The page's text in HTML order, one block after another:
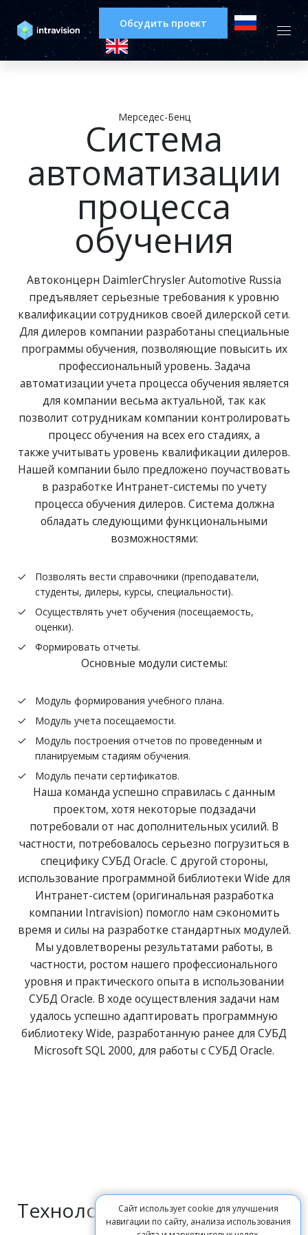
Сайт использует cookie для улучшения
навигации по сайту, анализа использования
Обсудить проект
Мерседес-Бенц
Система
автоматизации
процесса
обучения
Автоконцерн DaimlerChrysler Automotive Russia
предъявляет серьезные требования к уровню
квалификации сотрудников своей дилерской сети.
Для дилеров компании разработаны специальные
программы обучения, позволяющие повысить их
профессиональный уровень. Задача
автоматизации учета процесса обучения является
для компании весьма актуальной, так как
позволит сотрудникам компании контролировать
процесс обучения на всех его стадиях, а
также учитывать уровень квалификации дилеров.
Нашей компании было предложено поучаствовать
в разработке Интранет-системы по учету
процесса обучения дилеров. Система должна
обладать следующими функциональными
возможностями:
Позволять вести справочники (преподаватели,
студенты, дилеры, курсы, специальности).
Осуществлять учет обучения (посещаемость,
оценки).
Формировать отчеты.
Основные модули системы:
Модуль формирования учебного плана.
Модуль учета посещаемости.
Модуль построения отчетов по проведенным и
планируемым стадиям обучения.
Модуль печати сертификатов.
Наша команда успешно справилась с данным
проектом, хотя некоторые подзадачи
потребовали от нас дополнительных усилий. В
частности, потребовалось серьезно погрузиться в
специфику СУБД Oracle. С другой стороны,
использование программной библиотеки Wide для
Интранет-систем (оригинальная разработка
компании Intravision) помогло нам сэкономить
время и силы на разработке стандартных модулей.
Мы удовлетворены результатами работы, в
частности, ростом нашего профессионального
уровня и практического опыта в использовании
СУБД Oracle. В ходе осуществления задачи нам
удалось успешно адаптировать программную
библиотеку Wide, разработанную ранее для СУБД
Microsoft SQL 2000, для работы с СУБД Oracle.
Технологии